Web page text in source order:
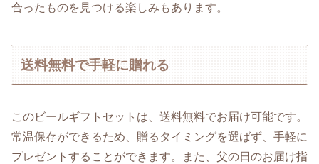
合ったものを見つける楽しみもあります。
送料無料で手軽に贈れる
このビールギフトセットは、送料無料でお届け可能です。
常温保存ができるため、贈るタイミングを選ばず、手軽に
プレゼントすることができます。また、父の日のお届け指